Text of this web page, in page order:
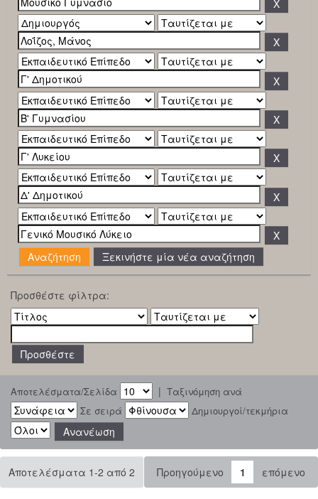
Ξεκινήστε μία νέα αναζήτηση
Προσθέστε φίλτρα:
Αποτελέσματα/Σελίδα | Ταξινόμηση ανά
Σε σειρά
Δημιουργοί/τεκμήρια
Αποτελέσματα 1-2 από 2 Προηγούμενο 1 επόμενο